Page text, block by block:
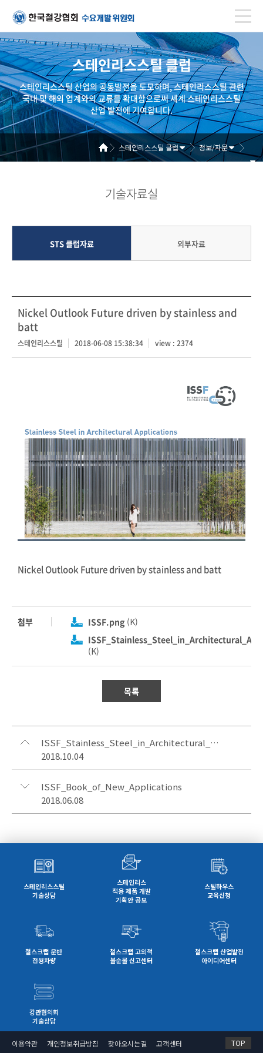
스테인리스스틸 클럽
스테인리스스틸 산업의 공동발전을 도모하며, 스테인리스스틸 관련
국내 및 해외 업계와의 교류를 확대함으로써 세계 스테인리스스틸
산업 발전에 기여합니다.
스테인리스스틸 클럽 정보/자문
기술자료실
STS 클럽자료 외부자료
Nickel Outlook Future driven by stainless and
batt
스테인리스스틸 2018-06-08 15:38:34 view : 2374
Nickel Outlook Future driven by stainless and batt
첨부 ISSF.png (K)
(K)
목록
ISSF_Stainless_Steel_in_Architectural_Applications
2018.10.04
ISSF_Book_of_New_Applications
2018.06.08
스테인리스스틸
기술상담
스테인리스
적용 제품 개발
기획안 공모
스틸하우스
교육신청
철스크랩 운반
전용차량
철스크랩 고의적
불순물 신고센터
철스크랩 산업발전
아이디어센터
강관협의회
기술상담
이용약관 개인정보취급방침 찾아오시는길 고객센터 TOP